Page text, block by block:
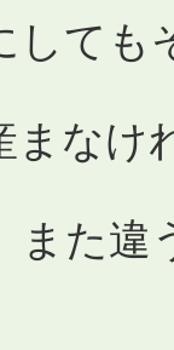
ても
なけ
た違